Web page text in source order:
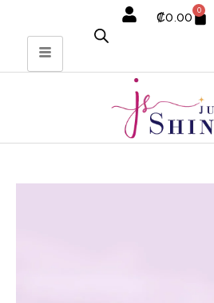
₡0.00 0